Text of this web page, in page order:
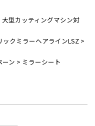
型カッティングマシン対
ックミラーヘアラインLSZ >
ーン > ミラーシート